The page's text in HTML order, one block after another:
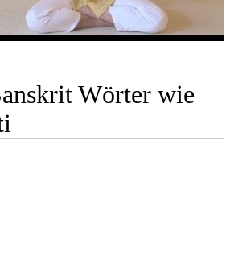
Wörter wie